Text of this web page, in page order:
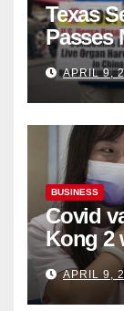
Texas
Passes
Organ
APRIL 9,
BUSINESS
Covid
Kong 2
APRIL 9,